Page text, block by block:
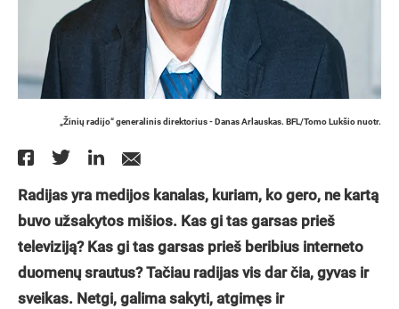
„Žinių radijo“ generalinis direktorius - Danas Arlauskas. BFL/Tomo Lukšio nuotr.
Radijas yra medijos kanalas, kuriam, ko gero, ne kartą
buvo užsakytos mišios. Kas gi tas garsas prieš
televiziją? Kas gi tas garsas prieš beribius interneto
duomenų srautus? Tačiau radijas vis dar čia, gyvas ir
sveikas. Netgi, galima sakyti, atgimęs ir